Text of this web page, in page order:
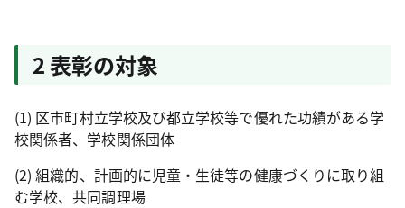
2 表彰の対象
(1) 区市町村立学校及び都立学校等で優れた功績がある学
校関係者、学校関係団体
(2) 組織的、計画的に児童・生徒等の健康づくりに取り組
む学校、共同調理場